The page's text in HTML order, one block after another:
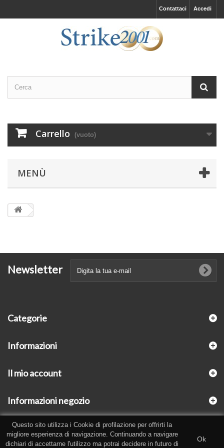
Accedi
Contattaci
Carrello (vuoto)
MENÙ
Newsletter
Categorie
Informazioni
Il mio account
Informazioni negozio
Questo sito utilizza i Cookie di profilazione per offrirti la
migliore esperienza di navigazione. Continuando a navigare
dichiari di accettarne l'utilizzo ma potrai decidere in futuro di
Ok